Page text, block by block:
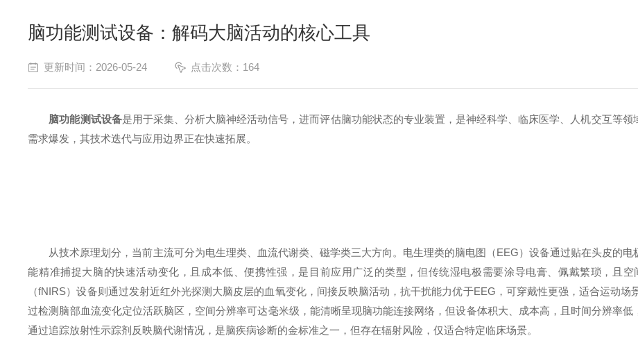
脑功能测试设备：解码大脑活动的核心工具
更新时间：2026-05-24 点击次数：164
脑功能测试设备是用于采集、分析大脑神经活动信号，进而评估脑功能状态的专业装置，是神经科学、临床医学、人机交互等
需求爆发，其技术迭代与应用边界正在快速拓展。
从技术原理划分，当前主流可分为电生理类、血流代谢类、磁学类三大方向。电生理类的脑电图（EEG）设备通过贴在头皮的电
能精准捕捉大脑的快速活动变化，且成本低、便携性强，是目前应用广泛的类型，但传统湿电极需要涂导电膏、佩戴繁琐，且
（fNIRS）设备则通过发射近红外光探测大脑皮层的血氧变化，间接反映脑活动，抗干扰能力优于EEG，可穿戴性更强，适合运动
过检测脑部血流变化定位活跃脑区，空间分辨率可达毫米级，能清晰呈现脑功能连接网络，但设备体积大、成本高，且时间分辨率
通过追踪放射性示踪剂反映脑代谢情况，是脑疾病诊断的金标准之一，但存在辐射风险，仅适合特定临床场景。